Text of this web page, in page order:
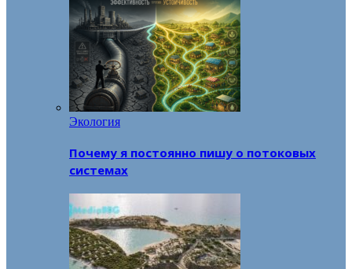
Экология
Почему я постоянно пишу о потоковых
системах